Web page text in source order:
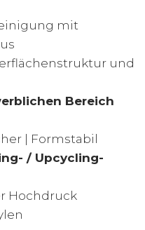
mit
und
Bereich
| Formstabil
/ Upcycling-
Hochdruck